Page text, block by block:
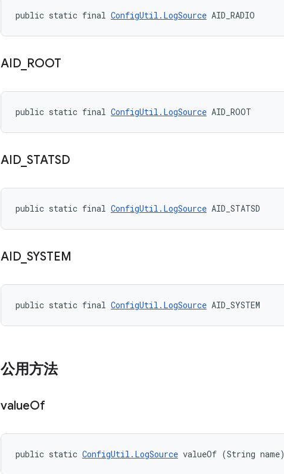
public static final ConfigUtil.LogSource AID_RADIO
AID ROOT
public static final ConfigUtil.LogSource AID_ROOT
AID STATSD
public static final ConfigUtil.LogSource AID_STATSD
AID SYSTEM
public static final ConfigUtil.LogSource AID_SYSTEM
公用方法
valueOf
public static ConfigUtil.LogSource valueOf (String name)